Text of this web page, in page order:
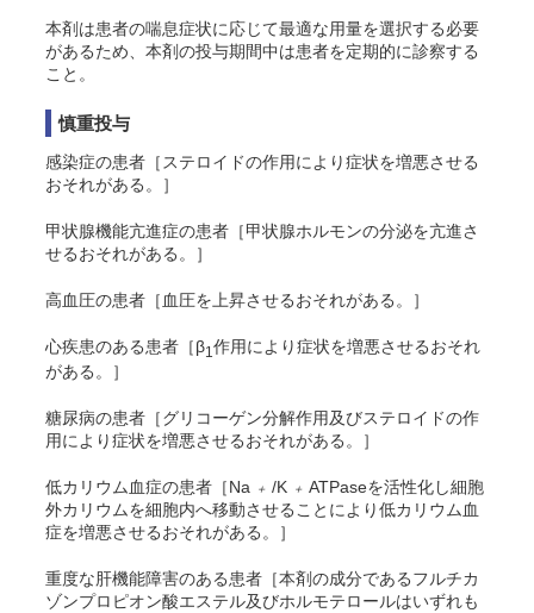
本剤は患者の喘息症状に応じて最適な用量を選択する必要
があるため、本剤の投与期間中は患者を定期的に診察する
こと。
慎重投与
感染症の患者［ステロイドの作用により症状を増悪させる
おそれがある。］
甲状腺機能亢進症の患者［甲状腺ホルモンの分泌を亢進さ
せるおそれがある。］
高血圧の患者［血圧を上昇させるおそれがある。］
心疾患のある患者［β1 作用により症状を増悪させるおそれ
がある。］
糖尿病の患者［グリコーゲン分解作用及びステロイドの作
用により症状を増悪させるおそれがある。］
低カリウム血症の患者［Na ＋ /K ＋ ATPaseを活性化し細胞
外カリウムを細胞内へ移動させることにより低カリウム血
症を増悪させるおそれがある。］
重度な肝機能障害のある患者［本剤の成分であるフルチカ
ゾンプロピオン酸エステル及びホルモテロールはいずれも